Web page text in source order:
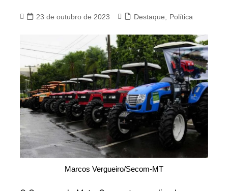
23 de outubro de 2023 Destaque Política
Marcos Vergueiro/Secom-MT